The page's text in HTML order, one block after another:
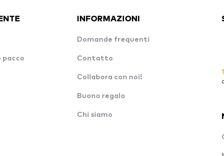
pacco
INFORMAZIONI
Domande frequenti
Contatto
Collabora con noi!
Buono regalo
Chi siamo